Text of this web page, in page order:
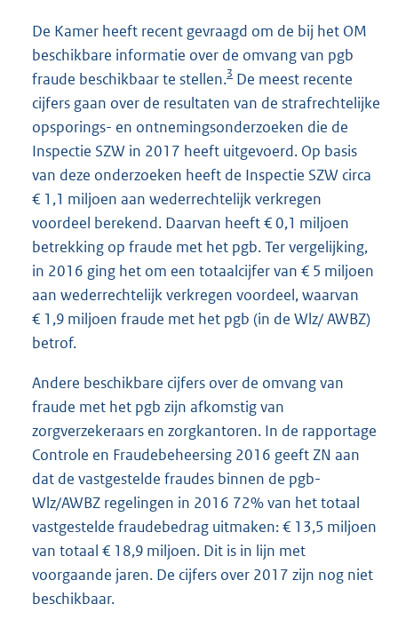
De Kamer heeft recent gevraagd om de bij het OM
beschikbare informatie over de omvang van pgb
fraude beschikbaar te stellen.3 De meest recente
cijfers gaan over de resultaten van de strafrechtelijke
opsporings- en ontnemingsonderzoeken die de
Inspectie SZW in 2017 heeft uitgevoerd. Op basis
van deze onderzoeken heeft de Inspectie SZW circa
€ 1,1 miljoen aan wederrechtelijk verkregen
voordeel berekend. Daarvan heeft € 0,1 miljoen
betrekking op fraude met het pgb. Ter vergelijking,
in 2016 ging het om een totaalcijfer van € 5 miljoen
aan wederrechtelijk verkregen voordeel, waarvan
€ 1,9 miljoen fraude met het pgb (in de Wlz/ AWBZ)
betrof.
Andere beschikbare cijfers over de omvang van
fraude met het pgb zijn afkomstig van
zorgverzekeraars en zorgkantoren. In de rapportage
Controle en Fraudebeheersing 2016 geeft ZN aan
dat de vastgestelde fraudes binnen de pgb-
Wlz/AWBZ regelingen in 2016 72% van het totaal
vastgestelde fraudebedrag uitmaken: € 13,5 miljoen
van totaal € 18,9 miljoen. Dit is in lijn met
voorgaande jaren. De cijfers over 2017 zijn nog niet
beschikbaar.